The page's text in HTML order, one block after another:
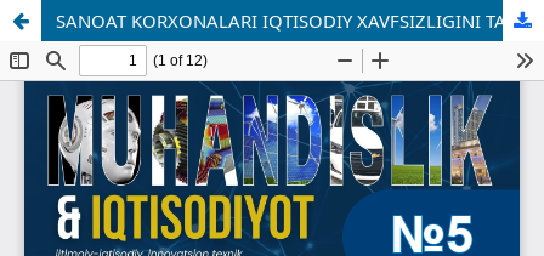
SANOAT KORXONALARI IQTISODIY XAVFSIZLIGINI TA’MINLASHDA MARKETING VOSITALARIDAN FOYDALANISH AMALIYOTINI TAKOMILLASHTIRISH